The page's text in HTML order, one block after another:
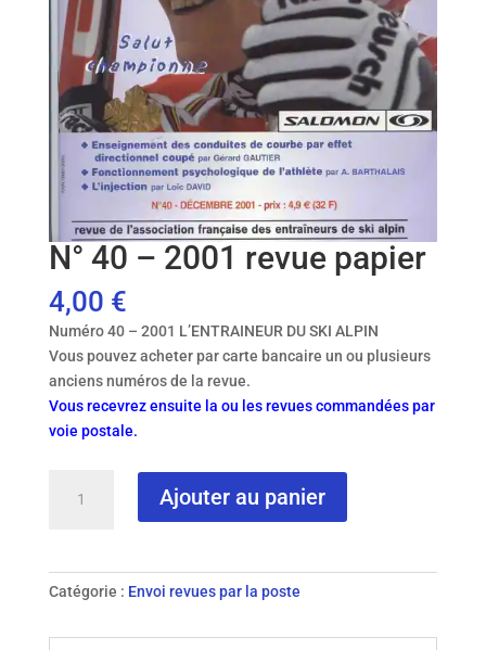
N° 40 – 2001 revue papier
4,00 €
Numéro 40 – 2001 L’ENTRAINEUR DU SKI ALPIN
Vous pouvez acheter par carte bancaire un ou plusieurs
anciens numéros de la revue.
Vous recevrez ensuite la ou les revues commandées par
voie postale.
Ajouter au panier
Catégorie : Envoi revues par la poste